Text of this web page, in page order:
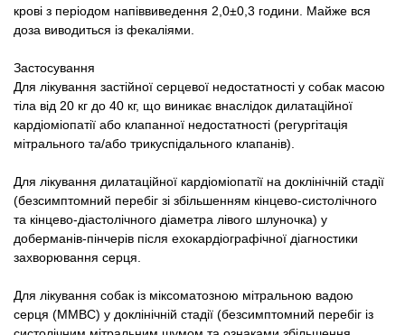
крові з періодом напіввиведення 2,0±0,3 години. Майже вся
доза виводиться із фекаліями.
Застосування
Для лікування застійної серцевої недостатності у собак масою
тіла від 20 кг до 40 кг, що виникає внаслідок дилатаційної
кардіоміопатії або клапанної недостатності (регургітація
мітрального та/або трикуспідального клапанів).
Для лікування дилатаційної кардіоміопатії на доклінічній стадії
(безсимптомний перебіг зі збільшенням кінцево-систолічного
та кінцево-діастолічного діаметра лівого шлуночка) у
доберманів-пінчерів після ехокардіографічної діагностики
захворювання серця.
Для лікування собак із міксоматозною мітральною вадою
серця (ММВС) у доклінічній стадії (безсимптомний перебіг із